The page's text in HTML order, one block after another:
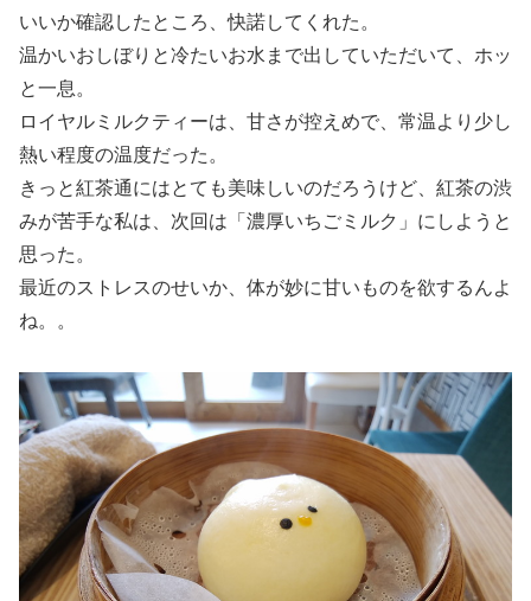
いいか確認したところ、快諾してくれた。
温かいおしぼりと冷たいお水まで出していただいて、ホッ
と一息。
ロイヤルミルクティーは、甘さが控えめで、常温より少し
熱い程度の温度だった。
きっと紅茶通にはとても美味しいのだろうけど、紅茶の渋
みが苦手な私は、次回は「濃厚いちごミルク」にしようと
思った。
最近のストレスのせいか、体が妙に甘いものを欲するんよ
ね。。